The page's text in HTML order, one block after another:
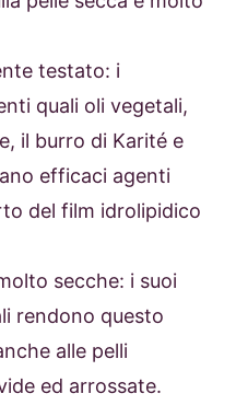
testato: i
quali oli vegetali,
il burro di Karité e
efficaci agenti
del film idrolipidico
secche: i suoi
rendono questo
alle pelli
ed arrossate.